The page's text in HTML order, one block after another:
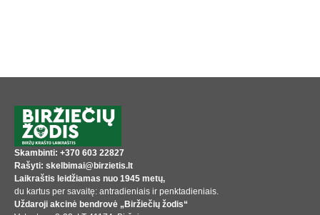
Skambinti: +370 603 22827
Rašyti: skelbimai@birzietis.lt
Laikraštis leidžiamas nuo 1945 metų,
du kartus per savaitę: antradieniais ir penktadieniais.
Uždaroji akcinė bendrovė „Biržiečių žodis“